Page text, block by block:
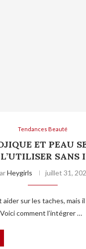
Tendances Beauté
ET PEAU
SANS
Heygirls juillet 31,
aider sur les taches, mais
comment l’intégrer …